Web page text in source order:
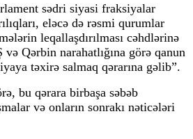
sədri siyasi fraksiyalar
eləcə də rəsmi qurumlar
leqallaşdırılması cəhdlərinə
Qərbin narahatlığına görə qanun
təxirə salmaq qərarına gəlib”.
bu qərara birbaşa səbəb
və onların sonrakı nəticələri